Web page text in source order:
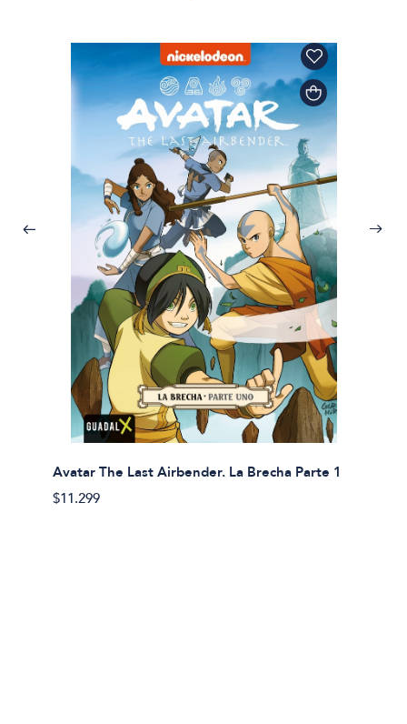
Avatar The Last Airbender. La Brecha Parte 1
$11.299